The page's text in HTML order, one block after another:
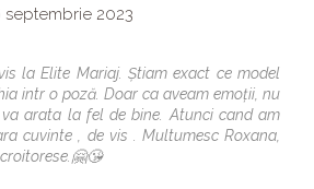
septembrie 2023
la Elite Mariaj. Știam exact ce model
intr o poză. Doar ca aveam emoții, nu
arata la fel de bine. Atunci cand am
cuvinte , de vis . Multumesc Roxana,